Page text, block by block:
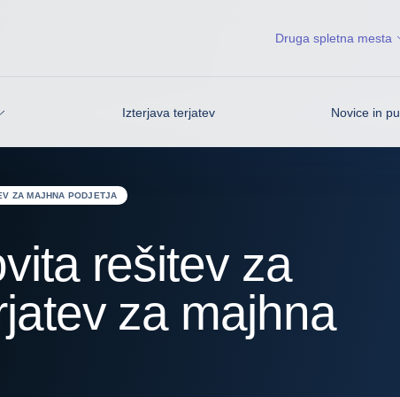
Izterjava terjatev Novice in
Druga spletna mesta
ZA MAJHNA PODJETJA
rešitev za
za majhna